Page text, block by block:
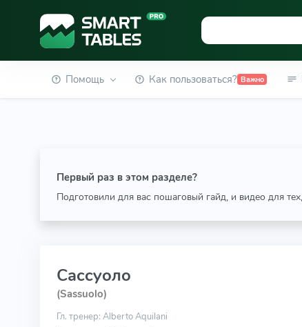
Помощь Как пользоваться? Важно
Первый раз в этом разделе?
Подготовили для вас пошаговый гайд, и видео для
Сассуоло
(Sassuolo)
Гл. тренер: Alberto Aquilani